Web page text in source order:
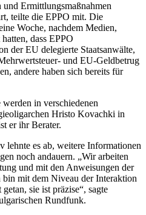
Ermittlungsmaßnahmen
teilte die EPPO mit. Die
Woche, nachdem Medien,
dass EPPO
der EU delegierte Staatsanwälte,
und EU-Geldbetrug
andere haben sich bereits für
in verschiedenen
Hristo Kovachki in
er ihr Berater.
lehnte es ab, weitere Informationen
noch andauern. „Wir arbeiten
und mit den Anweisungen der
mit dem Niveau der Interaktion
sie ist präzise“, sagte
Rundfunk.